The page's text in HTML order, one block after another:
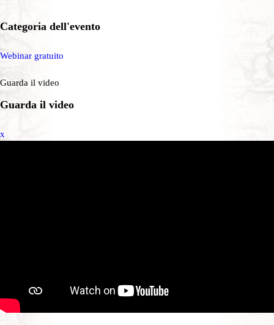
Categoria dell'evento
Webinar gratuito
Guarda il video
Guarda il video
x